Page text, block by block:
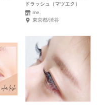
ドラッシュ（マツエク）
me.
東京都/渋谷